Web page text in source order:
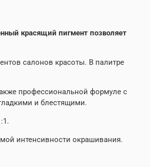
красящий пигмент позволяет
салонов красоты. В палитре
профессиональной формуле с
и блестящими.
интенсивности окрашивания.